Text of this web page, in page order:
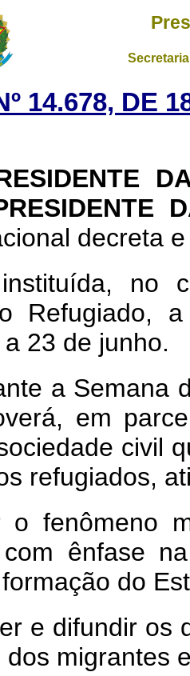
14.678, DE
decreta
no
Refugiado,
23 de junho.
a Semana
em
civil
refugiados,
fenômeno
com ênfase
do
e difundir os
migrantes